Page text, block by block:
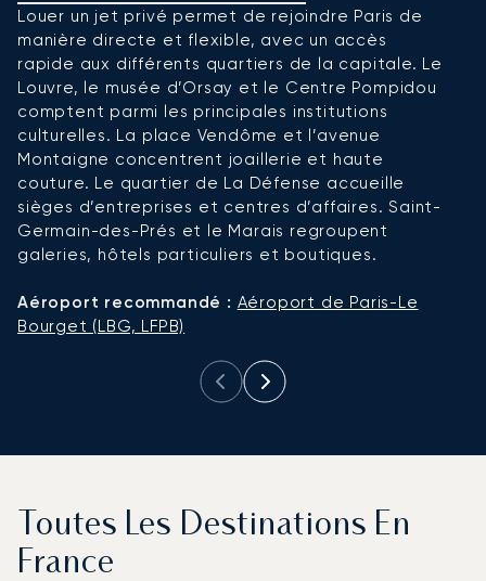
Louer un jet privé permet de rejoindre Paris de
manière directe et flexible, avec un accès
rapide aux différents quartiers de la capitale. Le
Louvre, le musée d’Orsay et le Centre Pompidou
comptent parmi les principales institutions
culturelles. La place Vendôme et l’avenue
Montaigne concentrent joaillerie et haute
couture. Le quartier de La Défense accueille
sièges d’entreprises et centres d’affaires. Saint-
Germain-des-Prés et le Marais regroupent
galeries, hôtels particuliers et boutiques.
Aéroport recommandé : Aéroport de Paris-Le
Bourget (LBG, LFPB)
Toutes Les Destinations En
France